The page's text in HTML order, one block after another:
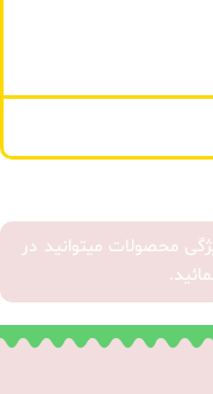
محصولات میتوانید در